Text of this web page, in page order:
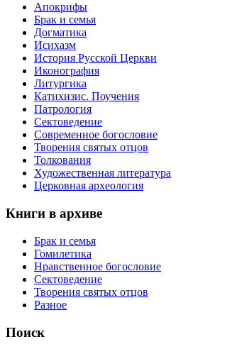
Апокрифы
Брак и семья
Догматика
Исихазм
История Русской Церкви
Иконография
Литургика
Катихизис. Поучения
Патрология
Сектоведение
Современное богословие
Творения святых отцов
Толкования
Художественная литература
Церковная археология
Книги в архиве
Брак и семья
Гомилетика
Нравственное богословие
Сектоведение
Творения святых отцов
Разное
Поиск